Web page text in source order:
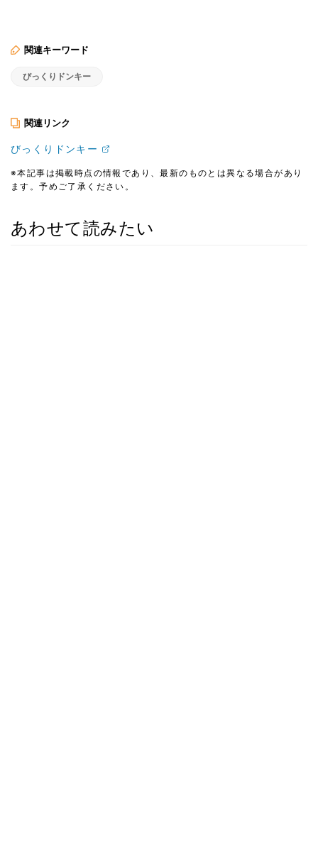
関連キーワード
びっくりドンキー
関連リンク
びっくりドンキー
※本記事は掲載時点の情報であり、最新のものとは異なる場合があり
ます。予めご了承ください。
あわせて読みたい